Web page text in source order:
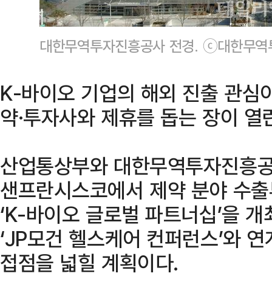
대한무역투자진흥공사 전경. ⓒ대한무역
K-바이오 기업의 해외 진출 관심
약·투자사와 제휴를 돕는 장이 열
산업통상부와 대한무역투자진
샌프란시스코에서 제약 분야 수
‘K-바이오 글로벌 파트너십’을
‘JP모건 헬스케어 컨퍼런스’와
접점을 넓힐 계획이다.